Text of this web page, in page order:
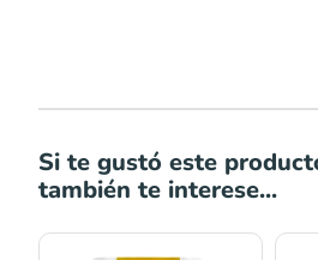
Si te gustó este
también te interese...